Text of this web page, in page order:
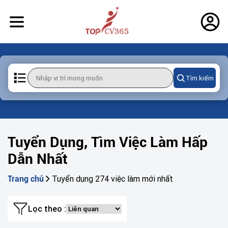
Tìm kiếm
Tuyển Dụng, Tìm Việc Làm Hấp
Dẫn Nhất
Trang chủ Tuyển dụng 274 việc làm mới nhất
Lọc theo :